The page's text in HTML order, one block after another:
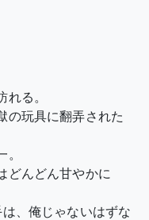
れる。
の玩具に翻弄された
どんどん甘やかに
、俺じゃないはずな